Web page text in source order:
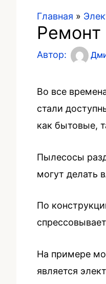
Главная »
Автор:
Во все
стали
как бытовые,
Пылесосы
могут делать
По
На примере
является